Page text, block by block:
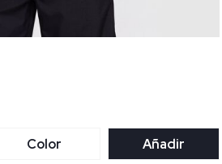
Color Añadir